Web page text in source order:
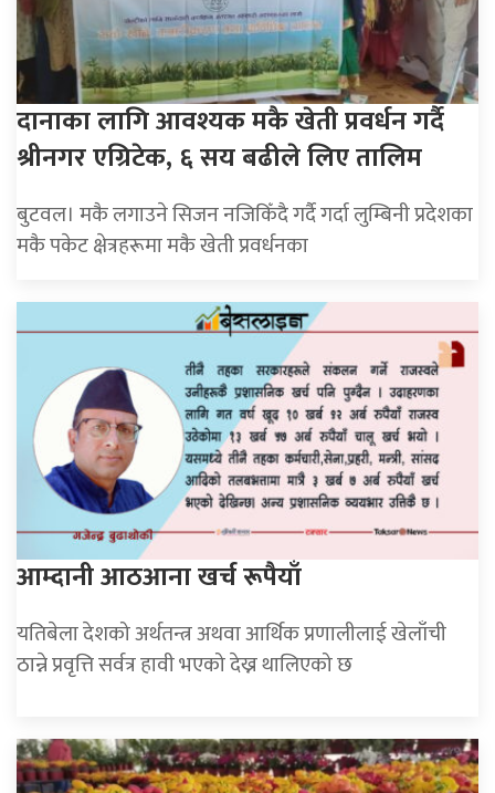
दानाका लागि आवश्यक मकै खेती प्रवर्धन गर्दै
श्रीनगर एग्रिटेक, ६ सय बढीले लिए तालिम
बुटवल। मकै लगाउने सिजन नजिकिँदै गर्दै गर्दा लुम्बिनी प्रदेशका
मकै पकेट क्षेत्रहरूमा मकै खेती प्रवर्धनका
आम्दानी आठआना खर्च रूपैयाँ
यतिबेला देशको अर्थतन्त्र अथवा आर्थिक प्रणालीलाई खेलाँची
ठान्ने प्रवृत्ति सर्वत्र हावी भएको देख्न थालिएको छ